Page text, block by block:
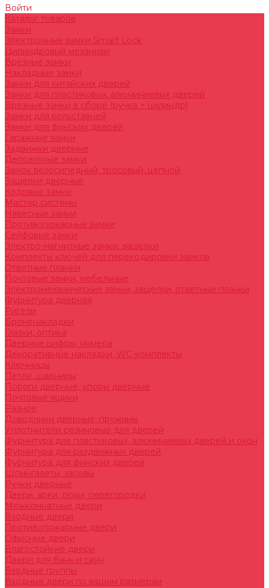
Войти
Каталог товаров
Замки
Электронные замки Smart Lock
Цилиндровый механизм
Врезные замки
Накладные замки
Замки для китайских дверей
Замки для пластиковых, алюминиевых дверей
Врезные замки в сборе (ручка + цилиндр)
Замки для рольставней
Замки для финских дверей
Гаражные замки
Задвижки дверные
Депозитные замки
Замок велосипедный, тросовый, цепной
Защелки дверные
Кодовые замки
Мастер системы
Навесные замки
Противопожарные замки
Сейфовые замки
Электро-магнитные замки, защелки
Комплекты ключей для перекодировки замков
Ответные планки
Почтовые замки, мебельные
Электромеханические замки, защелки, ответные планки
Фурнитура дверная
Ригели
Броненакладки
Глазки, оптика
Дверные цифры, номера
Декоративные накладки, WC-комплекты
Ключницы
Петли, шарниры
Пороги дверные, упоры дверные
Почтовые ящики
Разное
Доводчики дверные, пружины
Уплотнители резиновые для дверей
Фурнитура для пластиковых, алюминиевых дверей и окон
Фурнитура для раздвижных дверей
Фурнитура для финских дверей
Шпингалеты, засовы
Ручки дверные
Двери, арки, люки, перегородки
Межкомнатные двери
Входные двери
Противопожарные двери
Офисные двери
Влагостойкие двери
Двери для бань и саун
Входные группы
Входные двери по вашим размерам